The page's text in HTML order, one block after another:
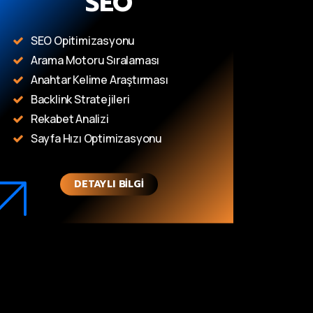
SEO Opitimizasyonu
Arama Motoru Sıralaması
Anahtar Kelime Araştırması
Backlink Stratejileri
Rekabet Analizi
Sayfa Hızı Optimizasyonu
DETAYLI BILGI